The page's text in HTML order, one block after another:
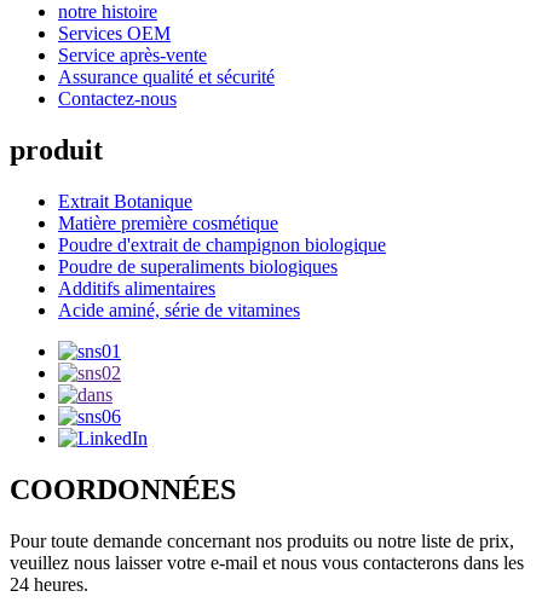
notre histoire
Services OEM
Service après-vente
Assurance qualité et sécurité
Contactez-nous
produit
Extrait Botanique
Matière première cosmétique
Poudre d'extrait de champignon biologique
Poudre de superaliments biologiques
Additifs alimentaires
Acide aminé, série de vitamines
COORDONNÉES
Pour toute demande concernant nos produits ou notre liste de prix,
veuillez nous laisser votre e-mail et nous vous contacterons dans les
24 heures.